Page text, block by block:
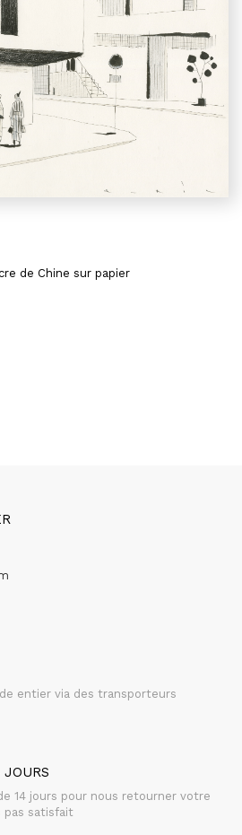
de Chine sur papier
entier via des transporteurs
JOURS
14 jours pour nous retourner votre
pas satisfait